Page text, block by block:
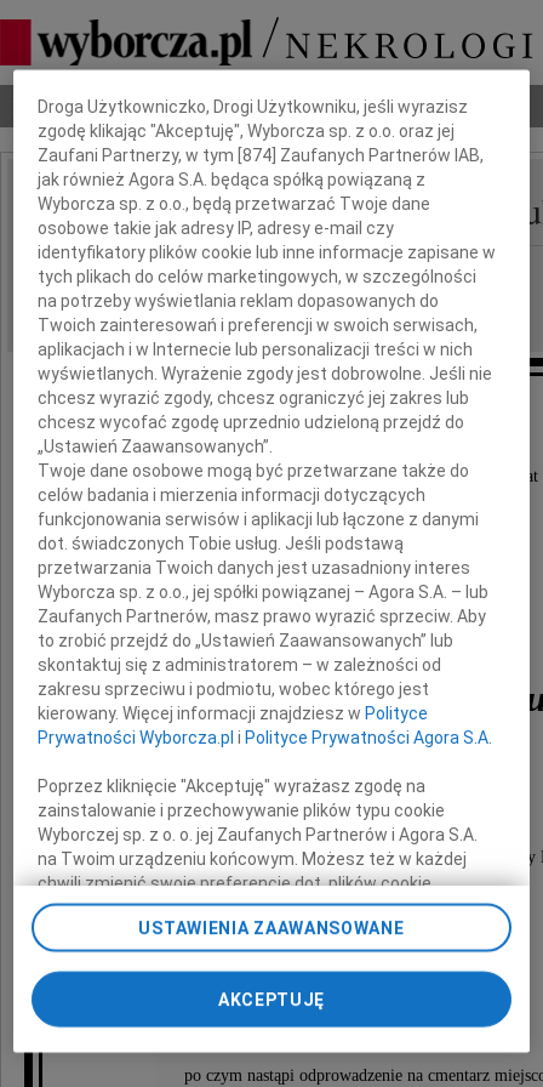
Nekrologi Odeszli Poradnik pogrzebowy
IMIĘ I NAZWISKO: Włodzimierz
REGION: cała Polska
DATA EMISJI: 27.04.2011
Z głębokim żalem zawiadamiamy,
że 22 kwietnia 2011 roku zmarł w wieku 78 lat
nasz ukochany Mąż, Ojciec, Teść i Dziadek
Włodzimierz
generał brygady
Człowiek wielkiego serca, podpora rodziny, niezastąpiony
Msza święta żałobna będzie odprawiona
dnia 29 kwietnia 2011 roku o godzinie 11.00
w kościele pw. św. Katarzyny na Służewie
po czym nastąpi odprowadzenie na cmentarz
Dbamy o Twoją prywatność
Droga Użytkowniczko, Drogi Użytkowniku, jeśli wyrazisz
zgodę klikając "Akceptuję", Wyborcza sp. z o.o. oraz jej
Zaufani Partnerzy, w tym [874 ] Zaufanych Partnerów IAB,
jak również Agora S.A. będąca spółką powiązaną z
Wyborcza sp. z o.o., będą przetwarzać Twoje dane
osobowe takie jak adresy IP, adresy e-mail czy
identyfikatory plików cookie lub inne informacje zapisane w
tych plikach do celów marketingowych, w szczególności
na potrzeby wyświetlania reklam dopasowanych do
Twoich zainteresowań i preferencji w swoich serwisach,
aplikacjach i w Internecie lub personalizacji treści w nich
wyświetlanych. Wyrażenie zgody jest dobrowolne. Jeśli nie
chcesz wyrazić zgody, chcesz ograniczyć jej zakres lub
chcesz wycofać zgodę uprzednio udzieloną przejdź do
„Ustawień Zaawansowanych”.
Twoje dane osobowe mogą być przetwarzane także do
celów badania i mierzenia informacji dotyczących
funkcjonowania serwisów i aplikacji lub łączone z danymi
dot. świadczonych Tobie usług. Jeśli podstawą
przetwarzania Twoich danych jest uzasadniony interes
Wyborcza sp. z o.o., jej spółki powiązanej – Agora S.A. – lub
Zaufanych Partnerów, masz prawo wyrazić sprzeciw. Aby
to zrobić przejdź do „Ustawień Zaawansowanych” lub
skontaktuj się z administratorem – w zależności od
zakresu sprzeciwu i podmiotu, wobec którego jest
kierowany. Więcej informacji znajdziesz w Polityce
Prywatności Wyborcza.pl i Polityce Prywatności Agora S.A.
Poprzez kliknięcie "Akceptuję" wyrażasz zgodę na
zainstalowanie i przechowywanie plików typu cookie
Wyborczej sp. z o. o. jej Zaufanych Partnerów i Agora S.A.
na Twoim urządzeniu końcowym. Możesz też w każdej
chwili zmienić swoje preferencje dot. plików cookie,
ponownie wywołując narzędzie do zarządzania Twoimi
preferencjami dot. przetwarzania danych poprzez
odnośnik „Ustawienia prywatności” w stopce serwisu i
przechodząc do sekcji „Ustawienia zaawansowane”.
Zmiana ustawień plików cookie możliwa jest także za
pomocą ustawień przeglądarki.
My, nasi Zaufani Partnerzy i Agora S.A. możemy
USTAWIENIA ZAAWANSOWANE
AKCEPTUJĘ